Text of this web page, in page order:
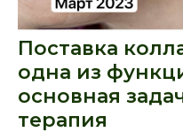
Поставка
одна из
основная
терапия